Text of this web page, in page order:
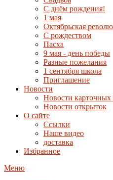
С днём рождения!
1 мая
Октябрьская
С рождеством
Пасха
9 мая - день победы
Разные пожелания
1 сентября школа
Приглашение
Новости
Новости карточных
Новости открыток
О сайте
Ссылки
Наше видео
доставка
Избранное
Меню